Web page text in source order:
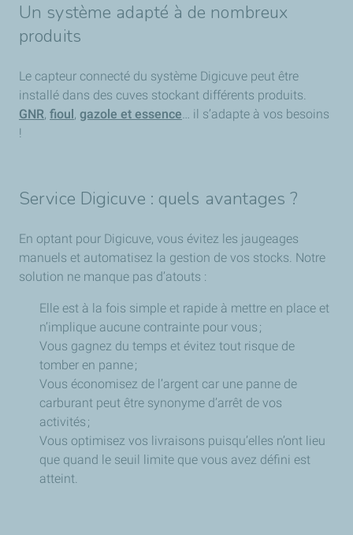
Un système adapté à de nombreux
produits
Le capteur connecté du système Digicuve peut être
installé dans des cuves stockant différents produits.
GNR, fioul , gazole et essence… il s’adapte à vos besoins
!
Service Digicuve : quels avantages ?
En optant pour Digicuve, vous évitez les jaugeages
manuels et automatisez la gestion de vos stocks. Notre
solution ne manque pas d’atouts :
Elle est à la fois simple et rapide à mettre en place et
n’implique aucune contrainte pour vous ;
Vous gagnez du temps et évitez tout risque de
tomber en panne ;
Vous économisez de l’argent car une panne de
carburant peut être synonyme d’arrêt de vos
activités ;
Vous optimisez vos livraisons puisqu’elles n’ont lieu
que quand le seuil limite que vous avez défini est
atteint.